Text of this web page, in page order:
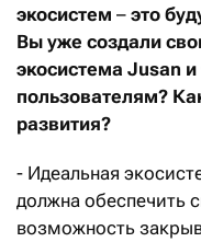
экосистем – это
Вы уже создали
экосистема Jusan и
пользователям?
развития?
- Идеальная
должна обеспечить
возможность